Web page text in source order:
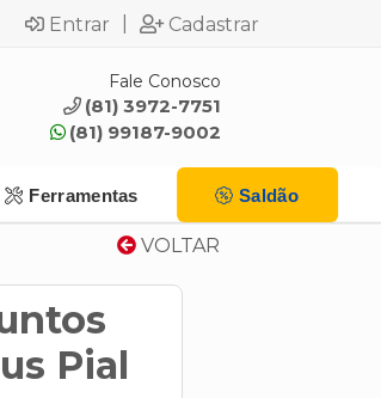
Entrar Cadastrar
Fale Conosco
(81) 3972-7751
(81) 99187-9002
Ferramentas Saldão
VOLTAR
Pial